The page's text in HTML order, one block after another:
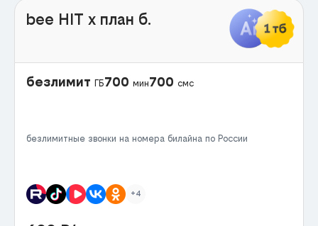
bee HIT x план б.
безлимит ГБ700 мин700 смс
безлимитные звонки на номера билайна по России
+4